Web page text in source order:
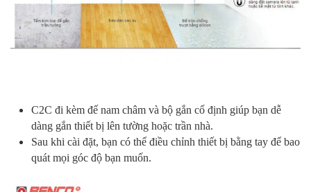
C2C đi kèm đế nam châm và bộ gắn cố định giúp bạn dễ
dàng gắn thiết bị lên tường hoặc trần nhà.
Sau khi cài đặt, bạn có thể điều chỉnh thiết bị bằng tay để bao
quát mọi góc độ bạn muốn.